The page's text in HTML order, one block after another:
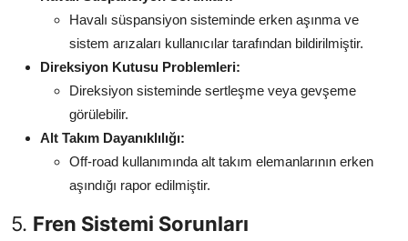
Havalı süspansiyon sisteminde erken aşınma ve
sistem arızaları kullanıcılar tarafından bildirilmiştir.
Direksiyon Kutusu Problemleri:
Direksiyon sisteminde sertleşme veya gevşeme
görülebilir.
Alt Takım Dayanıklılığı:
Off-road kullanımında alt takım elemanlarının erken
aşındığı rapor edilmiştir.
5. Fren Sistemi Sorunları